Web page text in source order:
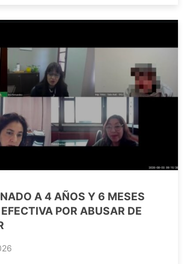
A 4 AÑOS Y 6 MESES
POR ABUSAR DE